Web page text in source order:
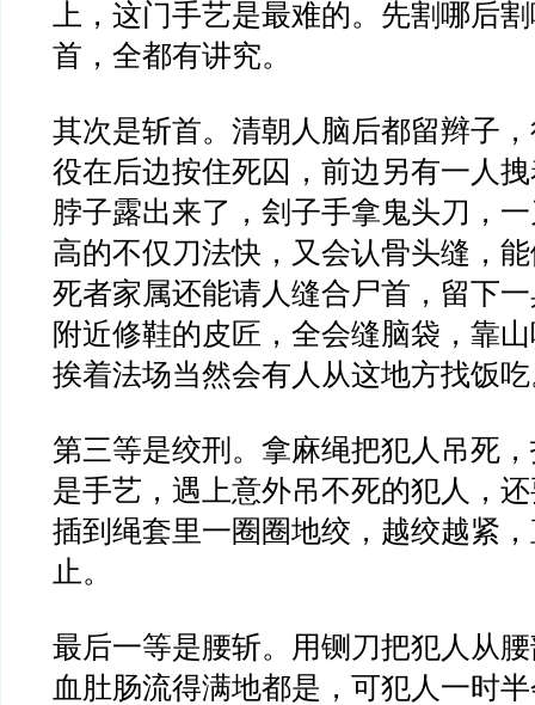
上，这门手艺是最难的。先割哪后
首，全都有讲究。
其次是斩首。清朝人脑后都留辫子
役在后边按住死囚，前边另有一人
脖子露出来了，刽子手拿鬼头刀，
高的不仅刀法快，又会认骨头缝，
死者家属还能请人缝合尸首，留下
附近修鞋的皮匠，全会缝脑袋，靠
挨着法场当然会有人从这地方找饭
第三等是绞刑。拿麻绳把犯人吊死
是手艺，遇上意外吊不死的犯人，
插到绳套里一圈圈地绞，越绞越紧
止。
最后一等是腰斩。用铡刀把犯人从
血肚肠流得满地都是，可犯人一时